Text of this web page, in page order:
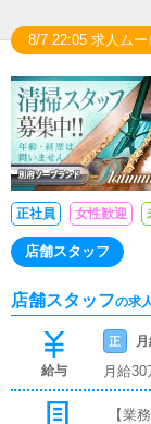
8/7 22:05 求人ム
正社員 女性歓迎
店舗スタッフ
店舗スタッフの求
給与
正
月給30
【業